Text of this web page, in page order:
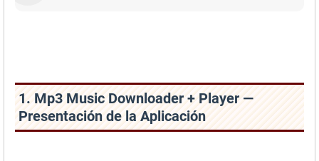
1. Mp3 Music Downloader + Player —
Presentación de la Aplicación